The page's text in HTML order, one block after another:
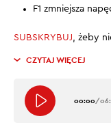
F1 zmniejsza
SUBSKRYBUJ, żeby
CZYTAJ WIĘCEJ
00:00/